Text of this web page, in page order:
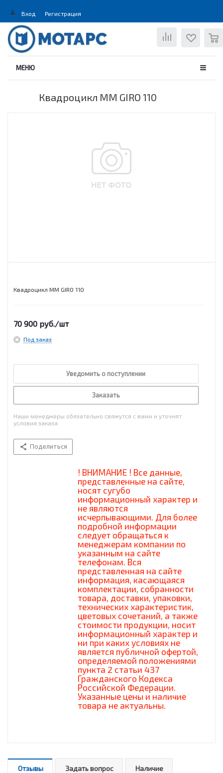
Вход Регистрация
МЕНЮ
Квадроцикл MM GIRO 110
Квадроцикл MM GIRO 110
70 900 руб./шт
Под заказ
Уведомить о поступлении
Заказать
Наши менеджеры обязательно свяжутся с вами и уточнят
условия заказа
Поделиться
! ВНИМАНИЕ ! Все данные,
представленные на сайте,
носят сугубо
информационный характер и
не являются
исчерпывающими. Для более
подробной информации
следует обращаться к
менеджерам компании по
указанным на сайте
телефонам. Вся
представленная на сайте
информация, касающаяся
комплектации, собранности
товара, доставки, упаковки,
технических характеристик,
цветовых сочетаний, а также
стоимости продукции, носит
информационный характер и
ни при каких условиях не
является публичной офертой,
определяемой положениями
пункта 2 статьи 437
Гражданского Кодекса
Российской Федерации.
Указанные цены и наличие
товара не актуальны.
Отзывы Задать вопрос Наличие